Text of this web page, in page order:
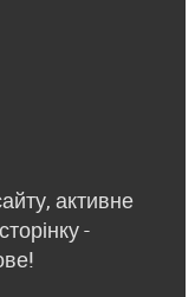
активне
-